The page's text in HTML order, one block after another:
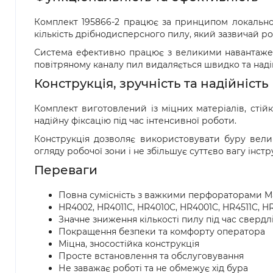
Комплект 195866-2 працює за принципом
кількість дрібнодисперсного пилу, який зазвичай
Система ефективно працює з великими
повітряному каналу пил видаляється швидко та
Конструкція, зручність та надійність
Комплект виготовлений із міцних матеріалів,
надійну фіксацію під час інтенсивної роботи.
Конструкція дозволяє використовувати буру
огляду робочої зони і не збільшує суттєво вагу
Переваги
Повна сумісність з важкими перфораторами
HR4002, HR4011C, HR4010C, HR4001C, HR4511C,
Значне зниження кількості пилу під час
Покращення безпеки та комфорту оператора
Міцна, зносостійка конструкція
Просте встановлення та обслуговування
Не заважає роботі та не обмежує хід бура